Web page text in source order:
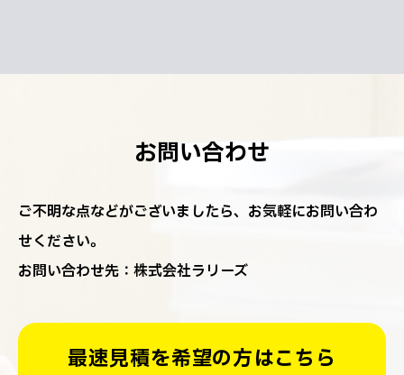
お問い合わせ
ご不明な点などがございましたら、お気軽にお問い合わ
せください。
お問い合わせ先：株式会社ラリーズ
最速見積を希望の方はこちら